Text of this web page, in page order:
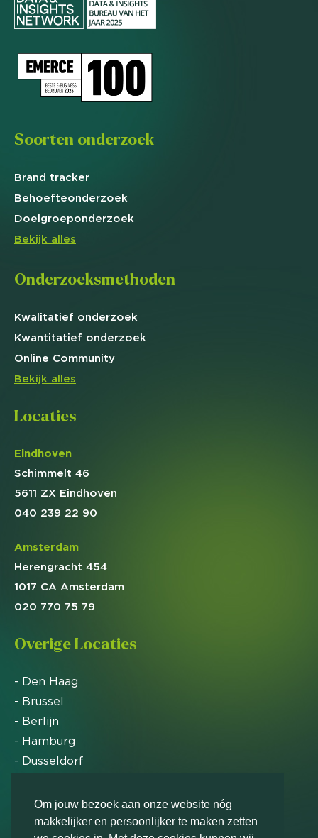
Om jouw bezoek aan onze website nóg
makkelijker en persoonlijker te maken zetten
Soorten onderzoek
Brand tracker
Behoefteonderzoek
Doelgroeponderzoek
Bekijk alles
Onderzoeksmethoden
Kwalitatief onderzoek
Kwantitatief onderzoek
Online Community
Bekijk alles
Locaties
Eindhoven
Schimmelt 46
5611 ZX Eindhoven
040 239 22 90
Amsterdam
Herengracht 454
1017 CA Amsterdam
020 770 75 79
Overige Locaties
- Den Haag
- Brussel
- Berlijn
- Hamburg
- Dusseldorf
Markteffect is door het Financieele Dagblad